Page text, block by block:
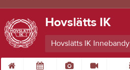
Hovslätts IK
Hovslätts IK Innebandy